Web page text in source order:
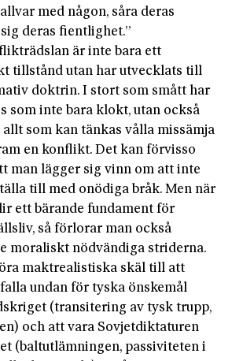
med någon, såra deras
deras fientlighet.”
är inte bara ett
tillstånd utan har utvecklats till
doktrin. I stort som smått har
som inte bara klokt, utan också
som kan tänkas vålla missämja
en konflikt. Det kan förvisso
man lägger sig vinn om att inte
till med onödiga bråk. Men när
ett bärande fundament för
så förlorar man också
moraliskt nödvändiga striderna.
maktrealistiska skäl till att
undan för tyska önskemål
(transitering av tysk trupp,
och att vara Sovjetdiktaturen
(baltutlämningen, passiviteten i